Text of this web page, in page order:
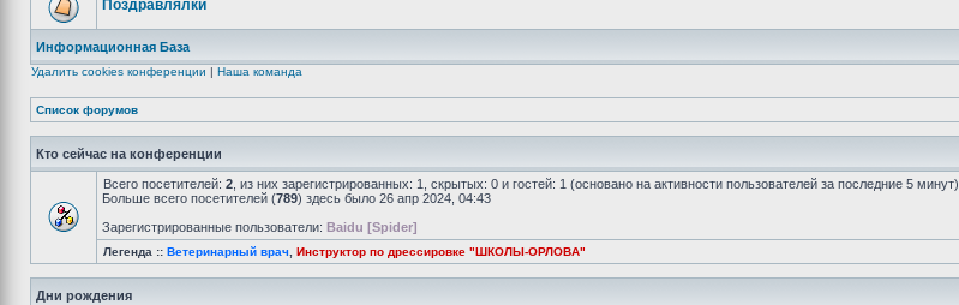
Поздравлялки
Информационная База
Удалить cookies конференции | Наша команда
Список форумов
Кто сейчас на конференции
Всего посетителей: 2 , из них зарегистрированных: 1, скрытых: 0 и гостей: 1 (основано на активности пользователей за последние 5 минут)
Больше всего посетителей (789) здесь было 26 апр 2024, 04:43
Зарегистрированные пользователи: Baidu [Spider]
Легенда :: Ветеринарный врач Инструктор по дрессировке "ШКОЛЫ-ОРЛОВА"
Дни рождения